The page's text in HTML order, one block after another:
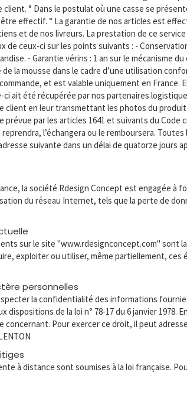
client. ° Dans le postulat où une casse se
effectif. ° La garantie de nos articles est
et de nos livreurs. La prestation de ce
de ceux-ci sur les points suivants : -
- Garantie vérins : 1 an sur le mécanisme
la mousse dans le cadre d’une utilisation
et est valable uniquement en France.
ci ait été récupérée par nos partenaires
client en leur transmettant les photos du
par les articles 1641 et suivants du
l’échangera ou le remboursera.
suivante dans un délai de quatorze jours
la société Rdesign Concept est engagée
du réseau Internet, tels que la perte de
sur le site "www.rdesignconcept.com" sont
exploiter ou utiliser, même partiellement,
personnelles
la confidentialité des informations
dispositions de la loi n° 78-17 du 6 janvier
Pour exercer ce droit, il peut
à distance sont soumises à la loi française.